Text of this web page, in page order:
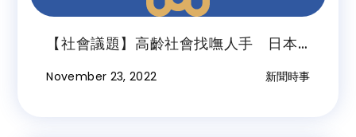
【社會議題】高齡社會找嘸人手 日本
November 23, 2022 新聞時事